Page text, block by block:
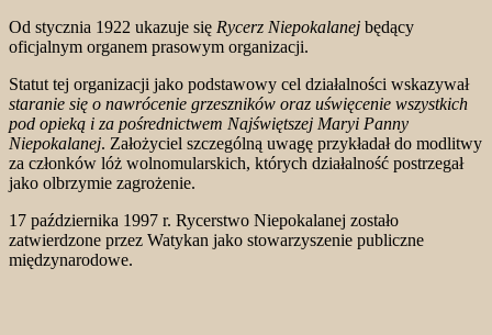
Od stycznia 1922 ukazuje się Rycerz Niepokalanej będący
oficjalnym organem prasowym organizacji.
Statut tej organizacji jako podstawowy cel działalności wskazywał
staranie się o nawrócenie grzeszników oraz uświęcenie wszystkich
pod opieką i za pośrednictwem Najświętszej Maryi Panny
Niepokalanej. Założyciel szczególną uwagę przykładał do modlitwy
za członków lóż wolnomularskich, których działalność postrzegał
jako olbrzymie zagrożenie.
17 października 1997 r. Rycerstwo Niepokalanej zostało
zatwierdzone przez Watykan jako stowarzyszenie publiczne
międzynarodowe.